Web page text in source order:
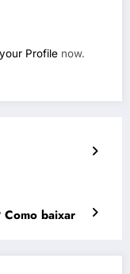
Profile now.
baixar